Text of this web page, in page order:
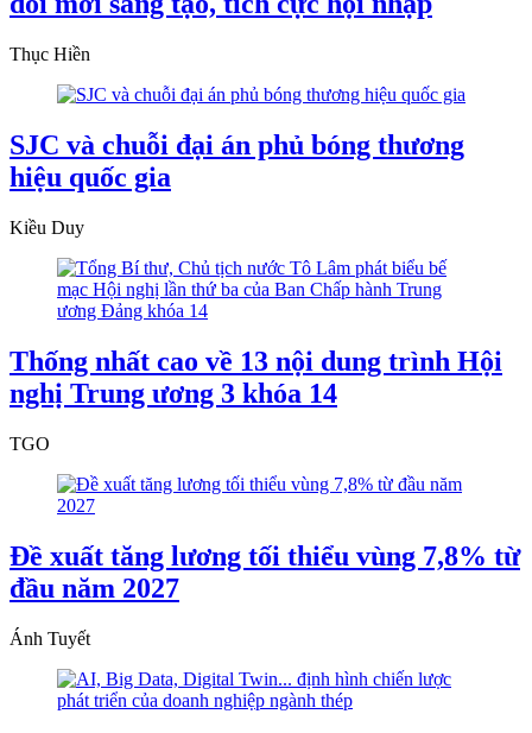
Thục Hiền
SJC và chuỗi đại án phủ bóng thương
hiệu quốc gia
Kiều Duy
Thống nhất cao về 13 nội dung trình Hội
nghị Trung ương 3 khóa 14
TGO
Đề xuất tăng lương tối thiểu vùng 7,8% từ
đầu năm 2027
Ánh Tuyết